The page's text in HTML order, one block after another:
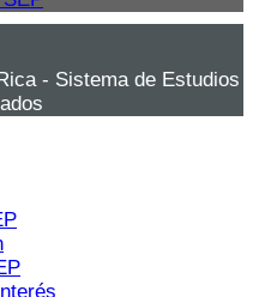
- Sistema de Estudios